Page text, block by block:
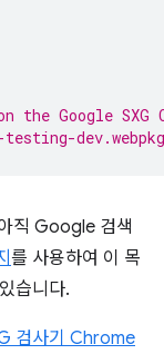
the Google SXG
직 Google 검색
를 사용하여 이 목
습니다.
검사기 Chrome